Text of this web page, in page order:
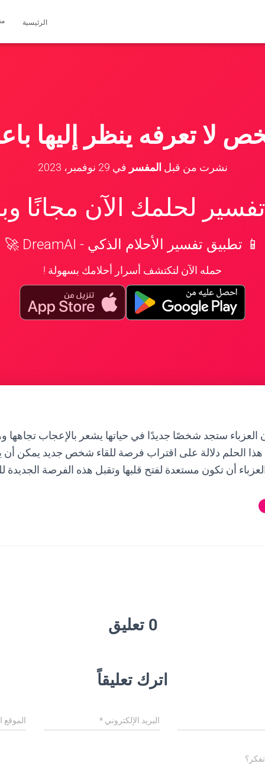
الرئيسية
لا تعرفه ينظر إليها
نشرت من قبل المفسر في 29 نوفمبر، 2023
لحلمك الآن مجانًا
📱 تطبيق تفسير الأحلام الذكي - DreamAI 🚀
حمله الآن لتكتشف أسرار أحلامك بسهولة !
العزباء ستجد شخصًا جديدًا في حياتها يشعر بالإعجاب تجاهها
هذا الحلم دلالة على اقتراب فرصة للقاء شخص جديد يمكن أن
أن تكون مستعدة لفتح قلبها وتقبل هذه الفرصة الجديدة
0 تعليق
اترك تعليقاً
البريد الإلكتروني* الموقع